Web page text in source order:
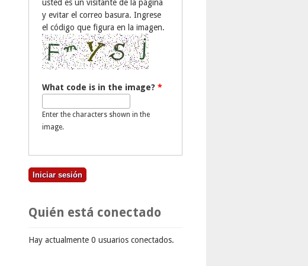
usted es un visitante de la página
y evitar el correo basura. Ingrese
el código que figura en la imagen.
What code is in the image? *
Enter the characters shown in the
image.
Quién está conectado
Hay actualmente 0 usuarios conectados.